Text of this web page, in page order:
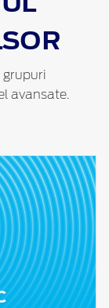
grupuri
avansate.